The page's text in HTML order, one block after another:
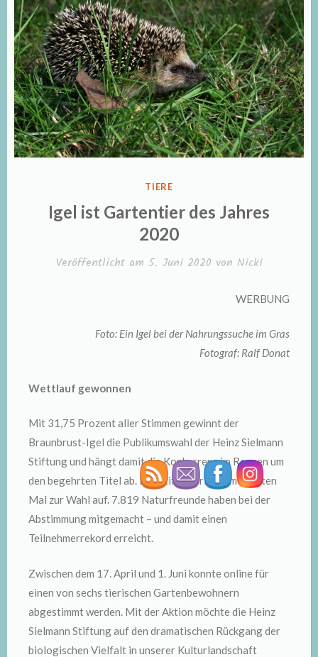
VERÖFFENTLICHT
TIERE
Igel ist Gartentier des Jahres
2020
Veröffentlicht am 5. Juni 2020 von Nicki
WERBUNG
Foto: Ein Igel bei der Nahrungssuche im Gras
Fotograf: Ralf Donat
Wettlauf gewonnen
Mit 31,75 Prozent aller Stimmen gewinnt der
Braunbrust-Igel die Publikumswahl der Heinz Sielmann
Stiftung und hängt damit die Konkurrenz im Rennen um
den begehrten Titel ab. Die Stiftung rief zum zehnten
Mal zur Wahl auf. 7.819 Naturfreunde haben bei der
Abstimmung mitgemacht – und damit einen
Teilnehmerrekord erreicht.
Zwischen dem 17. April und 1. Juni konnte online für
einen von sechs tierischen Gartenbewohnern
abgestimmt werden. Mit der Aktion möchte die Heinz
Sielmann Stiftung auf den dramatischen Rückgang der
biologischen Vielfalt in unserer Kulturlandschaft